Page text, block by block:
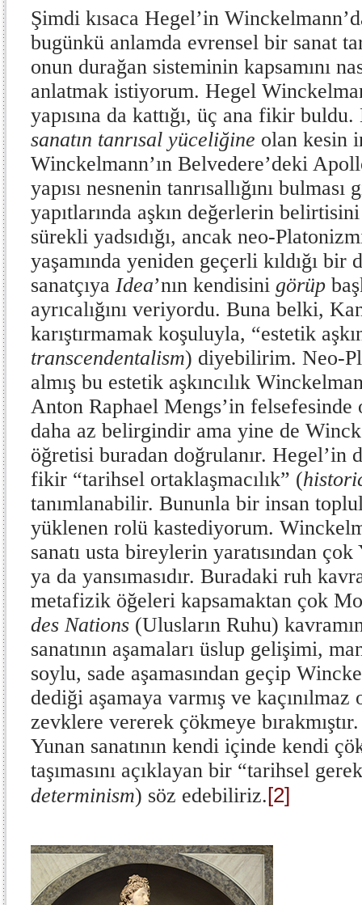
Şimdi kısaca Hegel’in
bugünkü anlamda evrensel bir sanat
onun durağan sisteminin kapsamını
anlatmak istiyorum. Hegel
yapısına da kattığı, üç ana fikir
sanatın tanrısal yüceliğine olan kesin
Winckelmann’ın Belvedere’deki
yapısı nesnenin tanrısallığını
yapıtlarında aşkın değerlerin
sürekli yadsıdığı, ancak neo-
yaşamında yeniden geçerli kıldığı bir
sanatçıya Idea’nın kendisini görüp
ayrıcalığını veriyordu. Buna belki,
karıştırmamak koşuluyla, “estetik
transcendentalism) diyebilirim. Neo-
almış bu estetik aşkıncılık
Anton Raphael Mengs’in felsefesinde
daha az belirgindir ama yine de
öğretisi buradan doğrulanır. Hegel’in
fikir “tarihsel ortaklaşmacılık” (
tanımlanabilir. Bununla bir insan
yüklenen rolü kastediyorum.
sanatı usta bireylerin yaratısından
ya da yansımasıdır. Buradaki ruh
metafizik öğeleri kapsamaktan çok
des Nations (Ulusların Ruhu)
sanatının aşamaları üslup gelişimi,
soylu, sade aşamasından geçip
dediği aşamaya varmış ve
zevklere vererek çökmeye
Yunan sanatının kendi içinde kendi
taşımasını açıklayan bir “tarihsel
determinism) söz edebiliriz.[2]